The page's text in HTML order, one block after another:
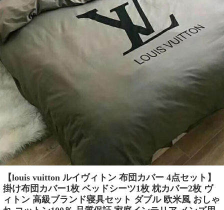
【louis vuitton ルイヴィトン 布団カバー 4点セット】
掛け布団カバー1枚 ベッドシーツ1枚 枕カバー2枚 ヴ
ィトン 高級ブランド寝具セット ダブル 欧米風 おしゃ